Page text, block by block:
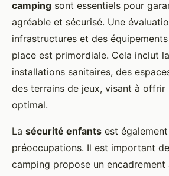
camping sont essentiels pour
agréable et sécurisé. Une
infrastructures et des
place est primordiale. Cela inclut
installations sanitaires, des
des terrains de jeux, visant à
optimal.
La sécurité enfants est
préoccupations. Il est important
camping propose un encadrement